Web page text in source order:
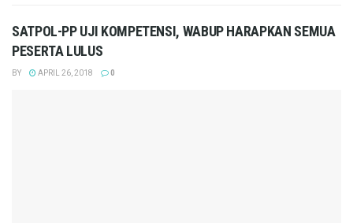
SATPOL-PP UJI KOMPETENSI, WABUP HARAPKAN SEMUA
PESERTA LULUS
BY APRIL 26, 2018 0